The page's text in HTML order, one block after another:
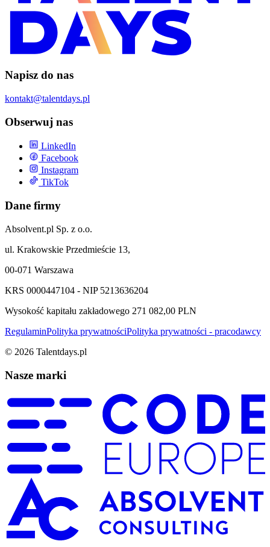
Napisz do nas
kontakt@talentdays.pl
Obserwuj nas
LinkedIn
Facebook
Instagram
TikTok
Dane firmy
Absolvent.pl Sp. z o.o.
ul. Krakowskie Przedmieście 13,
00-071 Warszawa
KRS 0000447104 - NIP 5213636204
Wysokość kapitału zakładowego 271 082,00 PLN
RegulaminPolityka prywatnościPolityka prywatności - pracodawcy
© 2026 Talentdays.pl
Nasze marki